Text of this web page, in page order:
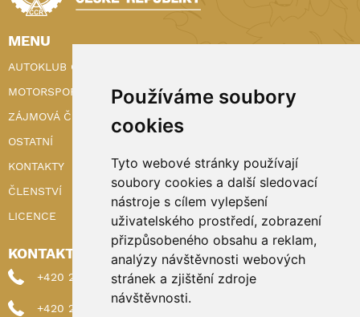
Používáme soubory
cookies
Tyto webové stránky používají
soubory cookies a další sledovací
nástroje s cílem vylepšení
uživatelského prostředí, zobrazení
přizpůsobeného obsahu a reklam,
analýzy návštěvnosti webových
stránek a zjištění zdroje
návštěvnosti.
MENU
AUTOKLUB ČR
MOTORSPORT
ZÁJMOVÁ ČINNOST
OSTATNÍ
KONTAKTY
ČLENSTVÍ
LICENCE
KONTAKTY
+420 222 898 224 (sekretariat)
+420 222 898 221 (členství)